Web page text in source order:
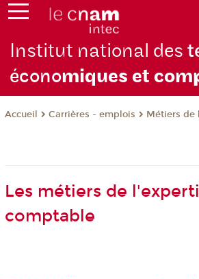
Institut national des
économiques et com
Accueil Carrières - emplois Métiers de
Les métiers de
comptable